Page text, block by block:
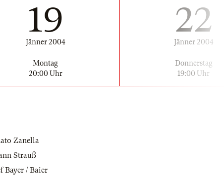
19
Jänner 2004
Montag
20:00 Uhr
22
Jänner 2004
Donnerstag
19:00 Uhr
Zanella
Strauß
Bayer / Baier